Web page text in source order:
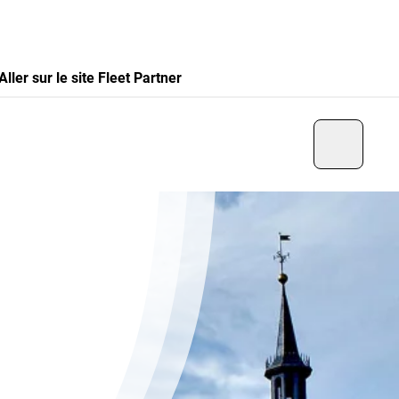
sur le site Fleet Partner